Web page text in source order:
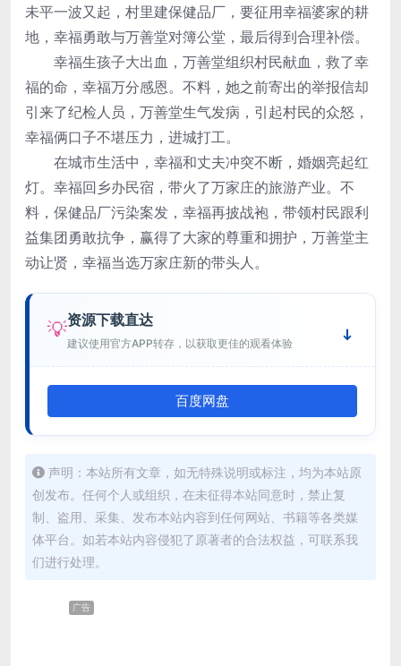
未平一波又起，村里建保健品厂，要征用幸福婆家的耕
地，幸福勇敢与万善堂对簿公堂，最后得到合理补偿。
幸福生孩子大出血，万善堂组织村民献血，救了幸
福的命，幸福万分感恩。不料，她之前寄出的举报信却
引来了纪检人员，万善堂生气发病，引起村民的众怒，
幸福俩口子不堪压力，进城打工。
在城市生活中，幸福和丈夫冲突不断，婚姻亮起红
灯。幸福回乡办民宿，带火了万家庄的旅游产业。不
料，保健品厂污染案发，幸福再披战袍，带领村民跟利
益集团勇敢抗争，赢得了大家的尊重和拥护，万善堂主
动让贤，幸福当选万家庄新的带头人。
💡资源下载直达
建议使用官方APP转存，以获取更佳的观看体验
百度网盘
声明：本站所有文章，如无特殊说明或标注，均为本站原
创发布。任何个人或组织，在未征得本站同意时，禁止复
制、盗用、采集、发布本站内容到任何网站、书籍等各类媒
体平台。如若本站内容侵犯了原著者的合法权益，可联系我
们进行处理。
广告